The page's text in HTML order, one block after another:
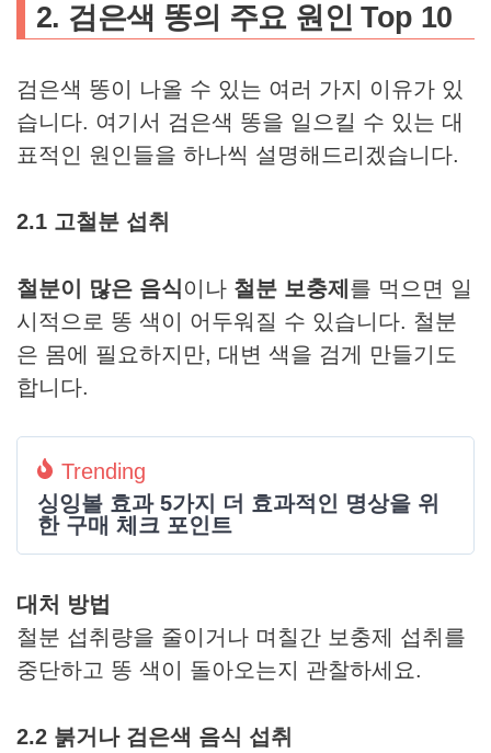
2. 검은색 똥의 주요 원인 Top 10
검은색 똥이 나올 수 있는 여러 가지 이유가 있
습니다. 여기서 검은색 똥을 일으킬 수 있는 대
표적인 원인들을 하나씩 설명해드리겠습니다.
2.1 고철분 섭취
철분이 많은 음식이나 철분 보충제 를 먹으면 일
시적으로 똥 색이 어두워질 수 있습니다. 철분
은 몸에 필요하지만, 대변 색을 검게 만들기도
합니다.
Trending
싱잉볼 효과 5가지 더 효과적인 명상을 위
한 구매 체크 포인트
대처 방법
철분 섭취량을 줄이거나 며칠간 보충제 섭취를
중단하고 똥 색이 돌아오는지 관찰하세요.
2.2 붉거나 검은색 음식 섭취